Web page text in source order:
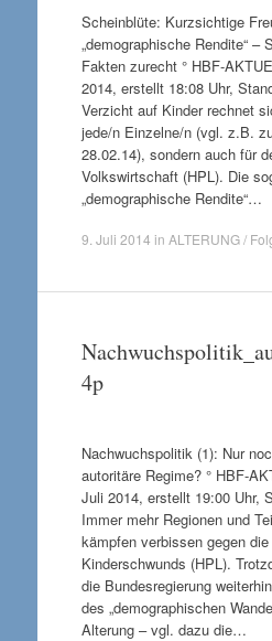
Scheinblüte: Kurzsichtige
„demographische Rendite“ –
Fakten zurecht ° HBF-
2014, erstellt 18:08 Uhr,
Verzicht auf Kinder rechnet
jede/n Einzelne/n (vgl. z.B.
28.02.14), sondern auch für
Volkswirtschaft (HPL). Die
„demographische Rendite“…
9. Juli 2014 in ALTERUNG /
4p
Nachwuchspolitik (1): Nur
autoritäre Regime? ° HBF-
Juli 2014, erstellt 19:00 Uhr,
Immer mehr Regionen und
kämpfen verbissen gegen
Kinderschwunds (HPL).
die Bundesregierung
des „demographischen
Alterung – vgl. dazu die…